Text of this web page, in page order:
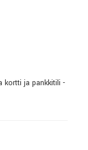
kortti ja pankkitili -